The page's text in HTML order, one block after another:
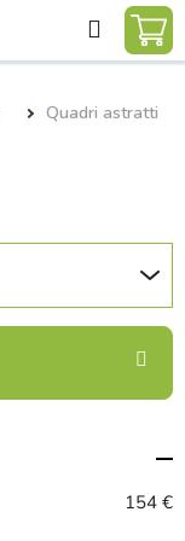
Ricerca
Quadri astratti
154 €